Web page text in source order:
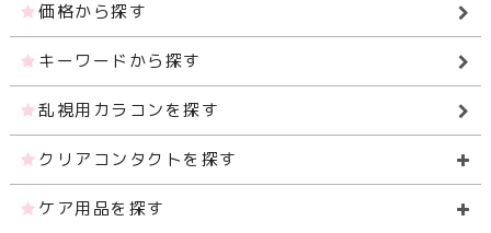
価格から探す
キーワードから探す
乱視用カラコンを探す
クリアコンタクトを探す
ケア用品を探す